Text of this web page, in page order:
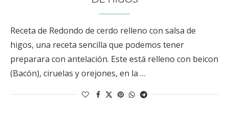
Receta de Redondo de cerdo relleno con salsa de
higos, una receta sencilla que podemos tener
preparara con antelación. Este está relleno con beicon
(Bacón), ciruelas y orejones, en la …